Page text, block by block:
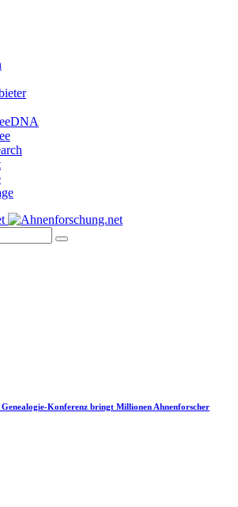
Konferenz bringt Millionen Ahnenforscher